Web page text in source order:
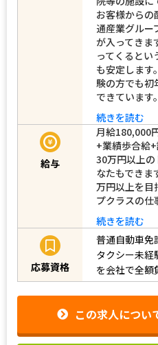
お客様からの
通産業グルー
が入ってきま
ってくると
も安定します
験の方でも初
できていま
続きを読む
給与
月給180,000
+業績歩合給
30万円以上
なたもでき
万円以上を
プクラスの
続きを読む
応募資格
普通自動車免
タクシー未経
を会社で全額
この求人につい